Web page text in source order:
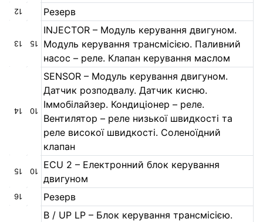
12 Резерв
13 15
INJECTOR – Модуль керування двигуном.
Модуль керування трансмісією. Паливний
насос – реле. Клапан керування маслом
14 10
SENSOR – Модуль керування двигуном.
Датчик розподвалу. Датчик кисню.
Іммобілайзер. Кондиціонер – реле.
Вентилятор – реле низької швидкості та
реле високої швидкості. Соленоїдний
клапан
15 10
ECU 2 – Електронний блок керування
двигуном
16 Резерв
B / UP LP – Блок керування трансмісією.